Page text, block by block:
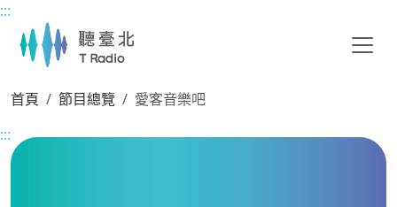
主要內容區塊
:::
首頁 節目總覽
愛客音樂吧
:::